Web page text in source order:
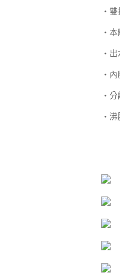
‧雙
‧本
‧出
‧內
‧分
‧沸